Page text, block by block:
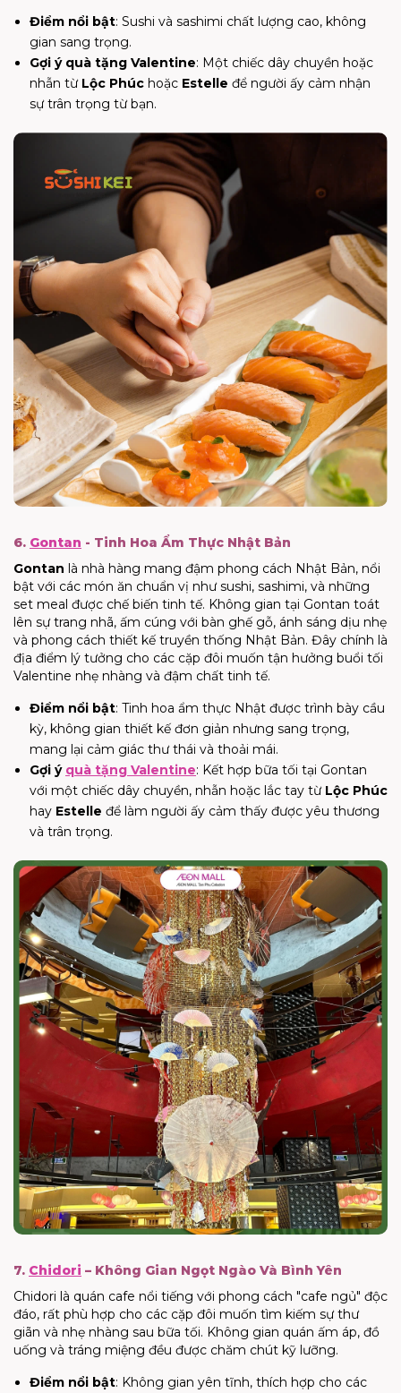
Điểm nổi bật: Sushi và sashimi chất lượng cao, không
gian sang trọng.
Gợi ý quà tặng Valentine: Một chiếc dây chuyền hoặc
nhẫn từ Lộc Phúc hoặc Estelle để người ấy cảm nhận
sự trân trọng từ bạn.
6. Gontan - Tinh Hoa Ẩm Thực Nhật Bản
Gontan là nhà hàng mang đậm phong cách Nhật Bản, nổi
bật với các món ăn chuẩn vị như sushi, sashimi, và những
set meal được chế biến tinh tế. Không gian tại Gontan toát
lên sự trang nhã, ấm cúng với bàn ghế gỗ, ánh sáng dịu nhẹ
và phong cách thiết kế truyền thống Nhật Bản. Đây chính là
địa điểm lý tưởng cho các cặp đôi muốn tận hưởng buổi tối
Valentine nhẹ nhàng và đậm chất tinh tế.
Điểm nổi bật: Tinh hoa ẩm thực Nhật được trình bày cầu
kỳ, không gian thiết kế đơn giản nhưng sang trọng,
mang lại cảm giác thư thái và thoải mái.
Gợi ý quà tặng Valentine: Kết hợp bữa tối tại Gontan
với một chiếc dây chuyền, nhẫn hoặc lắc tay từ Lộc Phúc
hay Estelle để làm người ấy cảm thấy được yêu thương
và trân trọng.
7. Chidori – Không Gian Ngọt Ngào Và Bình Yên
Chidori là quán cafe nổi tiếng với phong cách "cafe ngủ" độc
đáo, rất phù hợp cho các cặp đôi muốn tìm kiếm sự thư
giãn và nhẹ nhàng sau bữa tối. Không gian quán ấm áp, đồ
uống và tráng miệng đều được chăm chút kỹ lưỡng.
Điểm nổi bật: Không gian yên tĩnh, thích hợp cho các